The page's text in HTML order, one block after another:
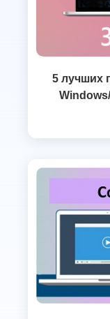
5 лучших